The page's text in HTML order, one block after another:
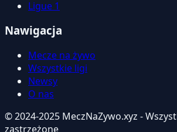
Ligue 1
Nawigacja
Mecze na żywo
Wszystkie ligi
Newsy
O nas
© 2024-2025 MeczNaZywo.xyz -
zastrzeżone